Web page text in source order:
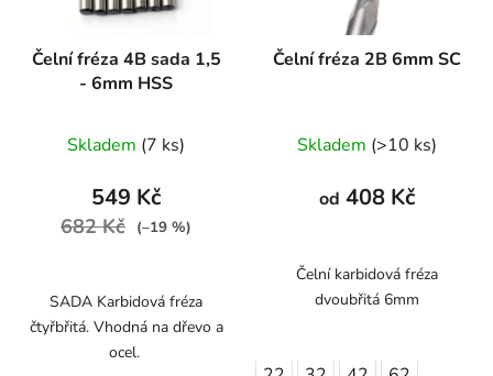
Čelní fréza 4B sada 1,5
- 6mm HSS
Skladem (7 ks)
549 Kč
682 Kč (–19 %)
SADA Karbidová fréza
čtyřbřitá. Vhodná na dřevo a
ocel.
Čelní fréza 2B 6mm SC
Skladem (>10 ks)
od 408 Kč
Čelní karbidová fréza
dvoubřitá 6mm